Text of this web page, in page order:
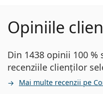
Opiniile
Din 1438 opinii 100
recenziile clienților
Mai multe recenzii pe